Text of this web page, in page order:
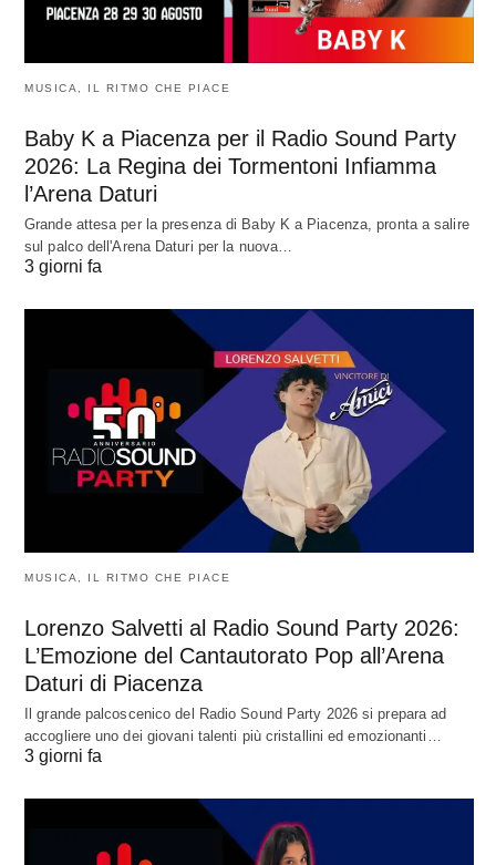
MUSICA, IL RITMO CHE PIACE
Baby K a Piacenza per il Radio Sound Party
2026: La Regina dei Tormentoni Infiamma
l’Arena Daturi
Grande attesa per la presenza di Baby K a Piacenza, pronta a salire
sul palco dell'Arena Daturi per la nuova…
3 giorni fa
MUSICA, IL RITMO CHE PIACE
Lorenzo Salvetti al Radio Sound Party 2026:
L’Emozione del Cantautorato Pop all’Arena
Daturi di Piacenza
Il grande palcoscenico del Radio Sound Party 2026 si prepara ad
accogliere uno dei giovani talenti più cristallini ed emozionanti…
3 giorni fa